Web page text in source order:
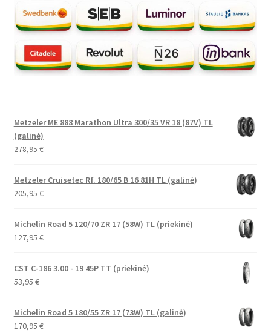
Metzeler ME 888 Marathon Ultra 300/35 VR 18 (87V) TL
(galinė)
278,95 €
Metzeler Cruisetec Rf. 180/65 B 16 81H TL (galinė)
205,95 €
Michelin Road 5 120/70 ZR 17 (58W) TL (priekinė)
127,95 €
CST C-186 3.00 - 19 45P TT (priekinė)
53,95 €
Michelin Road 5 180/55 ZR 17 (73W) TL (galinė)
170,95 €